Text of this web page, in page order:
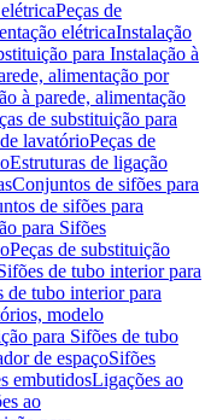
Peças de
elétricaInstalação
para Instalação à
alimentação por
à parede, alimentação
de substituição para
lavatórioPeças de
Estruturas de ligação
Conjuntos de sifões para
de sifões para
para Sifões
Peças de substituição
de tubo interior para
de tubo interior para
modelo
para Sifões de tubo
de espaçoSifões
embutidosLigações ao
ao